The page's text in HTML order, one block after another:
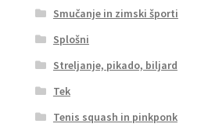
Smučanje in zimski športi
Splošni
Streljanje, pikado, biljard
Tek
Tenis squash in pinkponk